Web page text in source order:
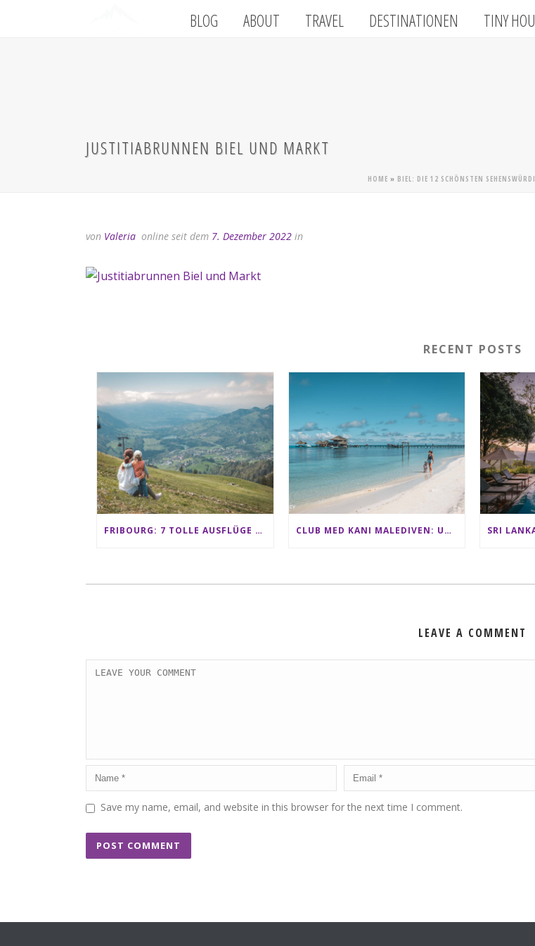
BLOG ABOUT TRAVEL DESTINATIONEN TINY
JUSTITIABRUNNEN BIEL UND MARKT
HOME » BIEL: DIE 12 SCHÖNSTEN
von Valeria online seit dem 7. Dezember 2022 in
RECENT POSTS
FRIBOURG: 7 TOLLE AUSFLÜGE FÜR FAMILIEN VON CHARMEY BIS LES PACCOTS CLUB MED KANI MALEDIVEN: UNSERE ERFAHRUNGEN IM ALL-INCLUSIVE PARADIES
LEAVE A COMMENT
Save my name, email, and website in this browser for the next time I comment.